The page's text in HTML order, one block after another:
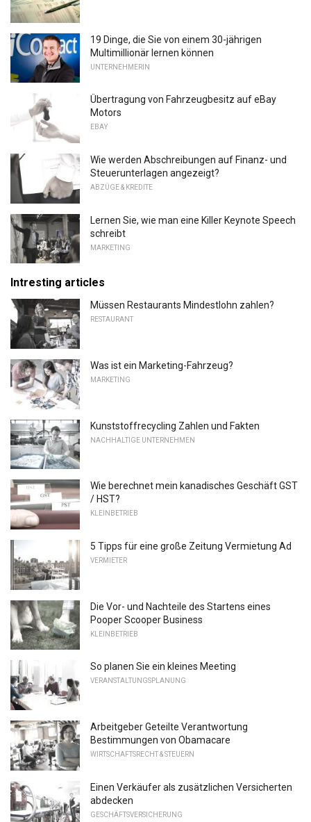
19 Dinge, die Sie von einem 30-jährigen
Multimillionär lernen können
UNTERNEHMERIN
Übertragung von Fahrzeugbesitz auf eBay
Motors
EBAY
Wie werden Abschreibungen auf Finanz- und
Steuerunterlagen angezeigt?
ABZÜGE & KREDITE
Lernen Sie, wie man eine Killer Keynote Speech
schreibt
MARKETING
Intresting articles
Müssen Restaurants Mindestlohn zahlen?
RESTAURANT
Was ist ein Marketing-Fahrzeug?
MARKETING
Kunststoffrecycling Zahlen und Fakten
NACHHALTIGE UNTERNEHMEN
Wie berechnet mein kanadisches Geschäft GST
/ HST?
KLEINBETRIEB
5 Tipps für eine große Zeitung Vermietung Ad
VERMIETER
Die Vor- und Nachteile des Startens eines
Pooper Scooper Business
KLEINBETRIEB
So planen Sie ein kleines Meeting
VERANSTALTUNGSPLANUNG
Arbeitgeber Geteilte Verantwortung
Bestimmungen von Obamacare
WIRTSCHAFTSRECHT & STEUERN
Einen Verkäufer als zusätzlichen Versicherten
abdecken
GESCHÄFTSVERSICHERUNG